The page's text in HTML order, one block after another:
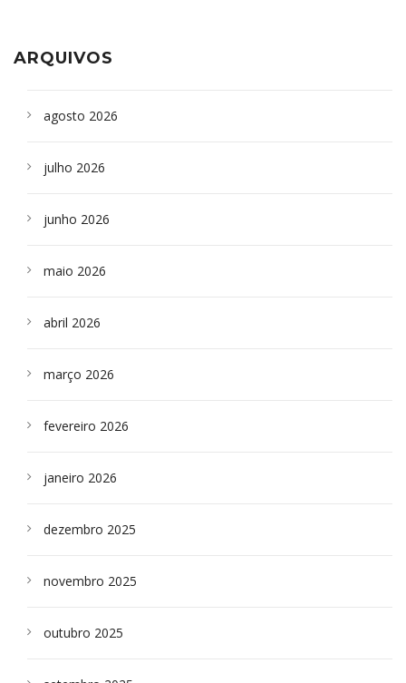
ARQUIVOS
agosto 2026
julho 2026
junho 2026
maio 2026
abril 2026
março 2026
fevereiro 2026
janeiro 2026
dezembro 2025
novembro 2025
outubro 2025